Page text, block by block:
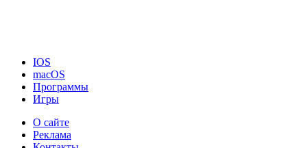
IOS
macOS
Программы
Игры
О сайте
Реклама